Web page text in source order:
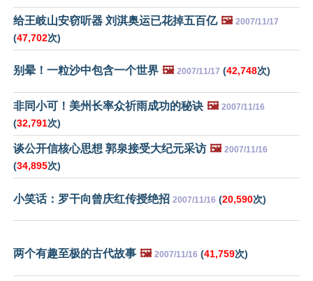
给王岐山安窃听器 刘淇奥运已花掉五百亿 🖼️ 2007/11/17
(47,702次)
别晕！一粒沙中包含一个世界 🖼️ 2007/11/17 (42,748次)
非同小可！美州长率众祈雨成功的秘诀 🖼️ 2007/11/16
(32,791次)
谈公开信核心思想 郭泉接受大纪元采访 🖼️ 2007/11/16
(34,895次)
小笑话：罗干向曾庆红传授绝招 2007/11/16 (20,590次)
两个有趣至极的古代故事 🖼️ 2007/11/16 (41,759次)